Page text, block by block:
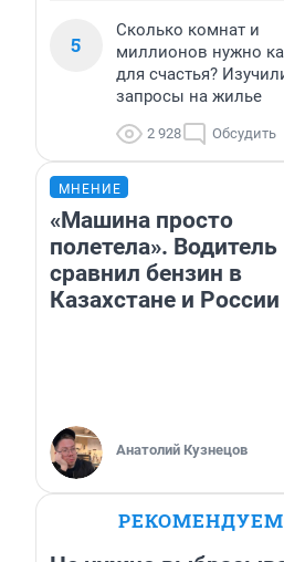
5
Сколько комнат и
миллионов нужно
для счастья?
запросы на жилье
2 928 Обсудить
МНЕНИЕ
«Машина просто
полетела». Водитель
сравнил бензин в
Казахстане и России
Анатолий Кузнецов
РЕКОМЕНДУЕМ